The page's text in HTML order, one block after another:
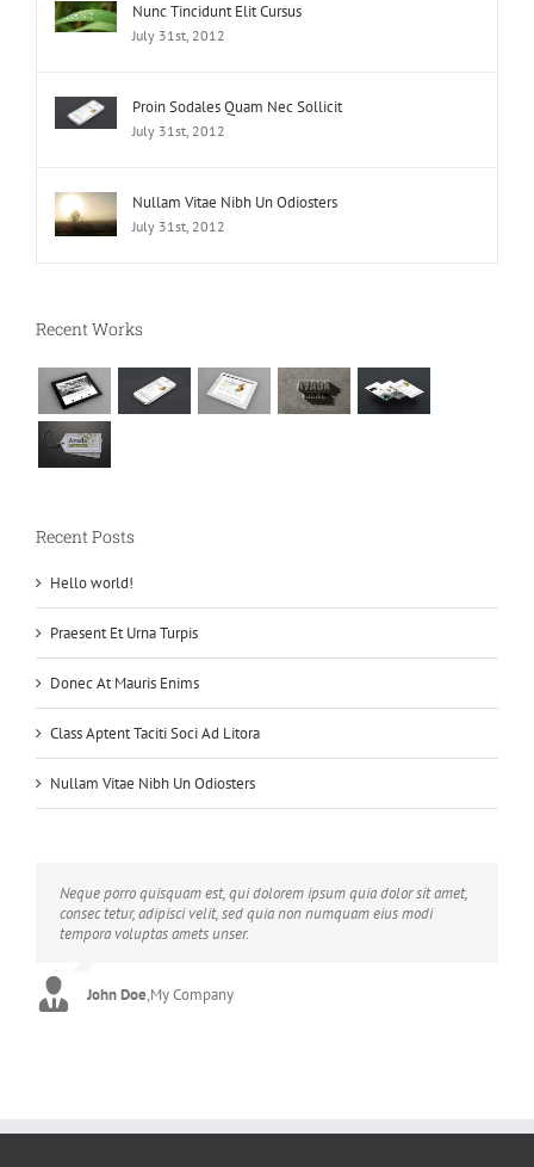
Nunc Tincidunt Elit Cursus
July 31st, 2012
Proin Sodales Quam Nec Sollicit
July 31st, 2012
Nullam Vitae Nibh Un Odiosters
July 31st, 2012
Recent Works
Recent Posts
Hello world!
Praesent Et Urna Turpis
Donec At Mauris Enims
Class Aptent Taciti Soci Ad Litora
Nullam Vitae Nibh Un Odiosters
Neque porro quisquam est, qui dolorem ipsum quia dolor sit amet,
consec tetur, adipisci velit, sed quia non numquam eius modi
tempora voluptas amets unser.
John Doe,My Company
Aliquam erat volutpat. Quisque at est id ligula facilisis laoreet eget
pulvinar nibh. Suspendisse at ultrices dui. Curabitur ac felis arcu
sadips ipsums fugiats nemis.
Luke Beck,Theme Fusion